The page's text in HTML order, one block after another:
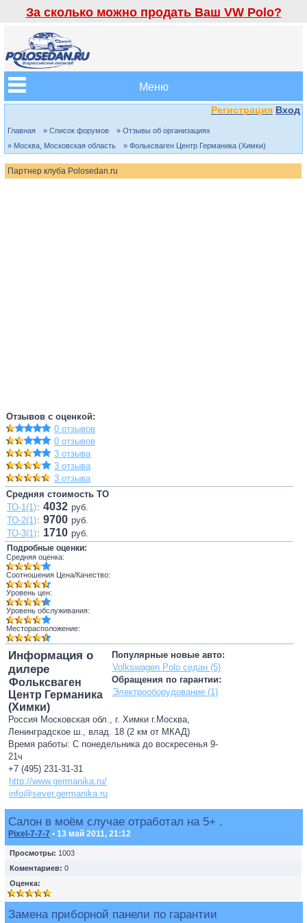
За сколько можно продать Ваш VW Polo?
Меню
Регистрация Вход
Главная » Список форумов
» Отзывы об организациях
» Москва, Московская область
» Фольксваген Центр Германика (Химки)
Партнер клуба Polosedan.ru
Отзывов с оценкой:
0 отзывов
0 отзывов
3 отзыва
3 отзыва
3 отзыва
Средняя стоимость ТО
ТО-1(1): 4032 руб.
ТО-2(1): 9700 руб.
ТО-3(1): 1710 руб.
Подробные оценки:
Средняя оценка:
Соотношения Цена/Качество:
Уровень цен:
Уровень обслуживания:
Месторасположение:
Популярные новые авто:
Volkswagen Polo седан (5)
Обращения по гарантии:
Электрооборудование (1)
Информация о
дилере
Фольксваген
Центр Германика
(Химки)
Россия Московская обл., г. Химки г.Москва,
Ленинградское ш., влад. 18 (2 км от МКАД)
Время работы: С понедельника до воскресенья 9-
21ч
+7 (495) 231-31-31
http://www.germanika.ru/
info@sever.germanika.ru
Салон в моём случае отработал на 5+ .
Pixel-7-7-7 • 13 май 2011, 21:12
Просмотры: 1003
Коментариев: 0
Оценка:
Замена приборной панели по гарантии